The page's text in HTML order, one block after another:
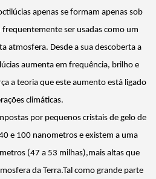
apenas se formam apenas sob
ser usadas como um
atmosfera. Desde a sua descoberta a
aumenta em frequência, brilho e
a teoria que este aumento está ligado
climáticas.
por pequenos cristais de gelo de
e 100 nanometros e existem a uma
(47 a 53 milhas),mais altas que
da Terra.Tal como grande parte